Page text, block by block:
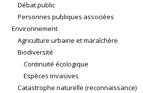
Débat public
Personnes publiques associées
Environnement
Agriculture urbaine et maraîchère
Biodiversité
Continuité écologique
Espèces invasives
Catastrophe naturelle (reconnaissance)